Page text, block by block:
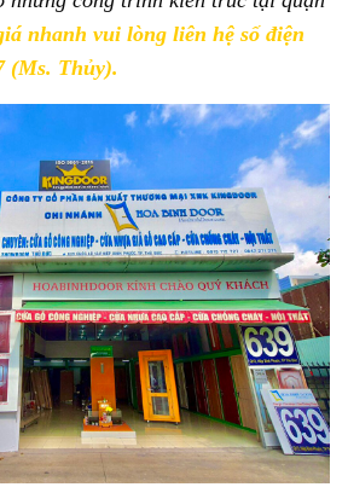
toán chia làm 3 đợt:
nhanh vui lòng liên hệ số điện
(Ms. Thủy).